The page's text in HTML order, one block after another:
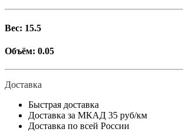
Вес: 15.5
Объём: 0.05
Доставка
Быстрая доставка
Доставка за МКАД 35 руб/км
Доставка по всей России